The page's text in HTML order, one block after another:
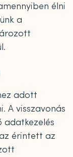
élni
a
adott
A visszavonás
adatkezelés
érintett az